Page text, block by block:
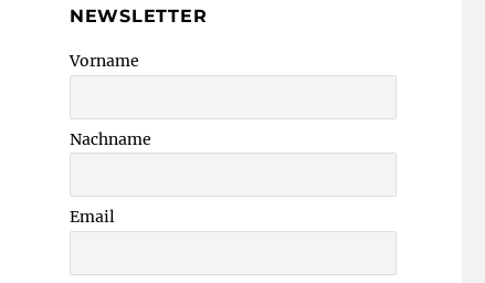
NEWSLETTER
Vorname
Nachname
Email